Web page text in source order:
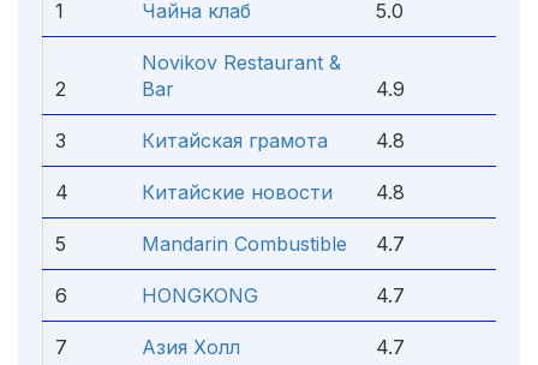
1 Чайна клаб 5.0
2
Novikov Restaurant &
Bar
4.9
3 Китайская грамота 4.8
4 Китайские новости 4.8
5 Mandarin Combustible 4.7
6 HONGKONG 4.7
7 Азия Холл 4.7